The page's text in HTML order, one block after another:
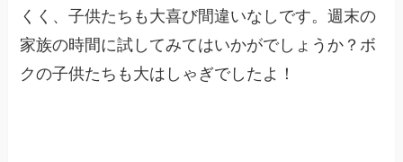
くく、子供たちも大喜び間違いなしです。週末の
家族の時間に試してみてはいかがでしょうか？ボ
クの子供たちも大はしゃぎでしたよ！